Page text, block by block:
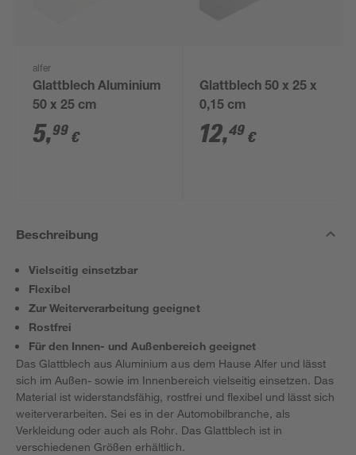
alfer
Glattblech Aluminium
50 x 25 cm
5,99 €
Glattblech 50 x 25 x
0,15 cm
12,49 €
Beschreibung
Vielseitig einsetzbar
Flexibel
Zur Weiterverarbeitung geeignet
Rostfrei
Für den Innen- und Außenbereich geeignet
Das Glattblech aus Aluminium aus dem Hause Alfer und lässt
sich im Außen- sowie im Innenbereich vielseitig einsetzen. Das
Material ist widerstandsfähig, rostfrei und flexibel und lässt sich
weiterverarbeiten. Sei es in der Automobilbranche, als
Verkleidung oder auch als Rohr. Das Glattblech ist in
verschiedenen Größen erhältlich.